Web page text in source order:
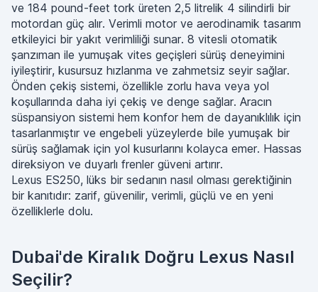
ve 184 pound-feet tork üreten 2,5 litrelik 4 silindirli bir
motordan güç alır. Verimli motor ve aerodinamik tasarım
etkileyici bir yakıt verimliliği sunar. 8 vitesli otomatik
şanzıman ile yumuşak vites geçişleri sürüş deneyimini
iyileştirir, kusursuz hızlanma ve zahmetsiz seyir sağlar.
Önden çekiş sistemi, özellikle zorlu hava veya yol
koşullarında daha iyi çekiş ve denge sağlar. Aracın
süspansiyon sistemi hem konfor hem de dayanıklılık için
tasarlanmıştır ve engebeli yüzeylerde bile yumuşak bir
sürüş sağlamak için yol kusurlarını kolayca emer. Hassas
direksiyon ve duyarlı frenler güveni artırır.
Lexus ES250, lüks bir sedanın nasıl olması gerektiğinin
bir kanıtıdır: zarif, güvenilir, verimli, güçlü ve en yeni
özelliklerle dolu.
Dubai'de Kiralık Doğru Lexus Nasıl
Seçilir?